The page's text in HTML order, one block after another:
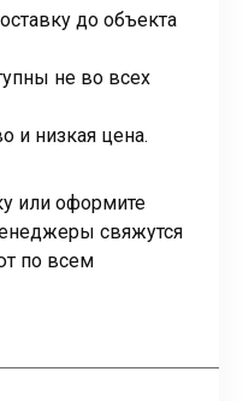
до объекта
не во всех
и низкая цена.
или оформите
свяжутся
по всем